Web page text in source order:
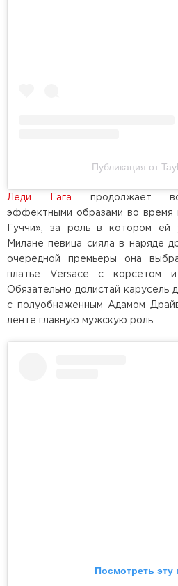
Публикация от
Леди Гага продолжает
эффектными образами во время
Гуччи», за роль в котором
Милане певица сияла в наряде
очередной премьеры она
платье Versace с корсетом и
Обязательно долистай карусель
с полуобнаженным Адамом
ленте главную мужскую роль.
Посмотреть